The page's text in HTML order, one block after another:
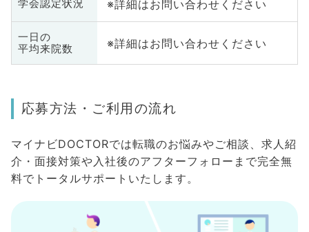
学会認定状況 ※詳細はお問い合わせください
一日の
平均来院数
※詳細はお問い合わせください
応募方法・ご利用の流れ
マイナビDOCTORでは転職のお悩みやご相談、求人紹
介・面接対策や入社後のアフターフォローまで完全無
料でトータルサポートいたします。